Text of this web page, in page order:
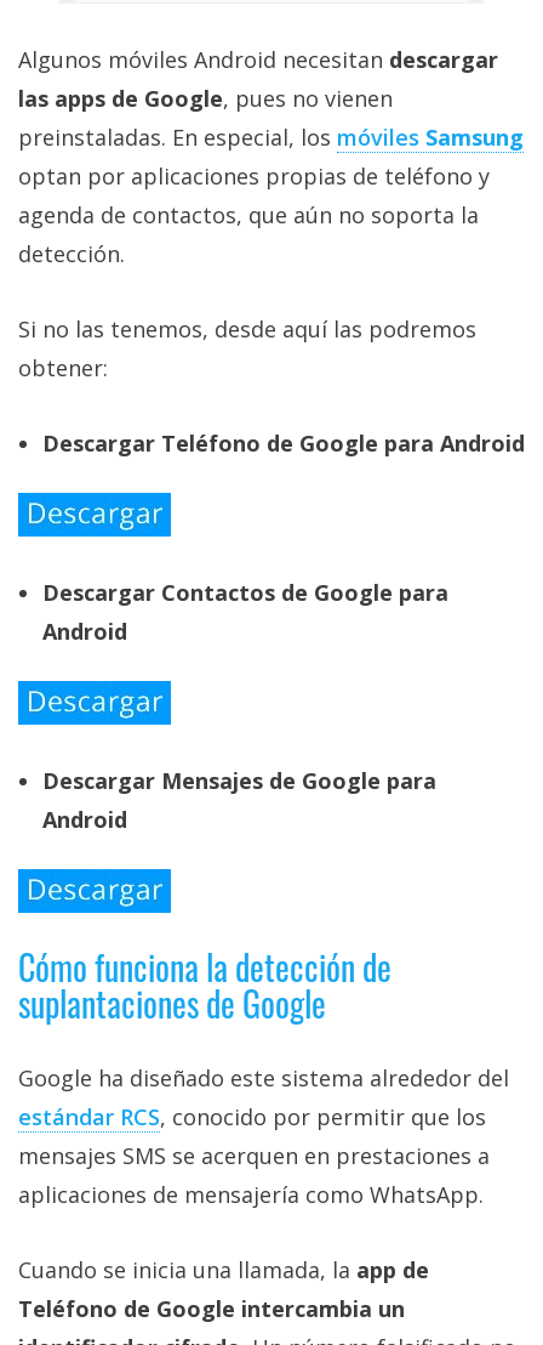
Algunos móviles Android necesitan descargar
las apps de Google, pues no vienen
preinstaladas. En especial, los móviles Samsung
optan por aplicaciones propias de teléfono y
agenda de contactos, que aún no soporta la
detección.
Si no las tenemos, desde aquí las podremos
obtener:
Descargar Teléfono de Google para Android
Descargar Contactos de Google para
Android
Descargar Mensajes de Google para
Android
Cómo funciona la detección de
suplantaciones de Google
Google ha diseñado este sistema alrededor del
estándar RCS‎, conocido por permitir que los
mensajes SMS se acerquen en prestaciones a
aplicaciones de mensajería como WhatsApp.
Cuando se inicia una llamada, la app de
Teléfono de Google intercambia un